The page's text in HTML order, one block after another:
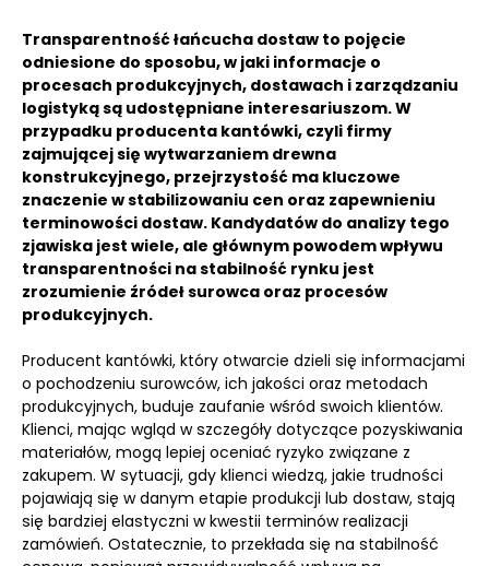
Transparentność łańcucha dostaw to pojęcie
odniesione do sposobu, w jaki informacje o
procesach produkcyjnych, dostawach i zarządzaniu
logistyką są udostępniane interesariuszom.W
przypadku producenta kantówki, czyli firmy
zajmującej się wytwarzaniem drewna
konstrukcyjnego, przejrzystość ma kluczowe
znaczenie w stabilizowaniu cen oraz zapewnieniu
terminowości dostaw. Kandydatów do analizy tego
zjawiska jest wiele, ale głównym powodem wpływu
transparentności na stabilność rynku jest
zrozumienie źródeł surowca oraz procesów
produkcyjnych.
Producent kantówki, który otwarcie dzieli się informacjami
o pochodzeniu surowców, ich jakości oraz metodach
produkcyjnych, buduje zaufanie wśród swoich klientów.
Klienci, mając wgląd w szczegóły dotyczące pozyskiwania
materiałów, mogą lepiej oceniać ryzyko związane z
zakupem. W sytuacji, gdy klienci wiedzą, jakie trudności
pojawiają się w danym etapie produkcji lub dostaw, stają
się bardziej elastyczni w kwestii terminów realizacji
zamówień. Ostatecznie, to przekłada się na stabilność